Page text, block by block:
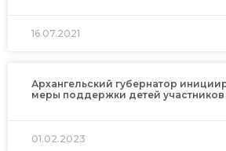
16.07.2021
Архангельский губернатор
меры поддержки детей
01.02.2023